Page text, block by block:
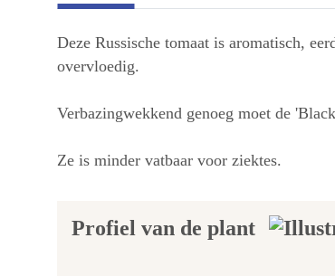
Deze Russische tomaat is aromatisch,
overvloedig.
Verbazingwekkend genoeg moet de
Ze is minder vatbaar voor ziektes.
Profiel van de plant